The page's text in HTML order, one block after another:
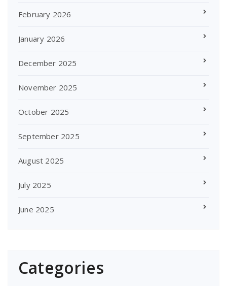
February 2026
January 2026
December 2025
November 2025
October 2025
September 2025
August 2025
July 2025
June 2025
Categories